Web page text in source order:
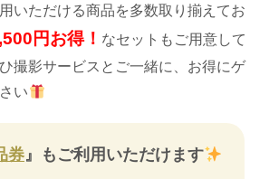
いただける商品を多数取り揃えてお
円お得！ なセットもご用意して
撮影サービスとご一緒に、お得にゲ
い
券』もご利用いただけます